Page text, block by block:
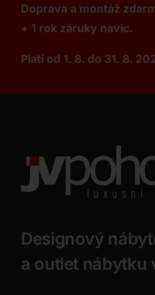
Doprava a montáž
+ 1 rok záruky navíc.
Platí od 1. 8. do 31. 8.
Designový
a outlet nábytku